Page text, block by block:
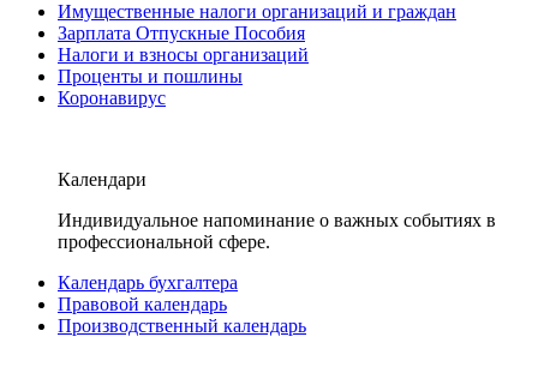
Имущественные налоги организаций и граждан
Зарплата Отпускные Пособия
Налоги и взносы организаций
Проценты и пошлины
Коронавирус
Календари
Индивидуальное напоминание о важных событиях в
профессиональной сфере.
Календарь бухгалтера
Правовой календарь
Производственный календарь